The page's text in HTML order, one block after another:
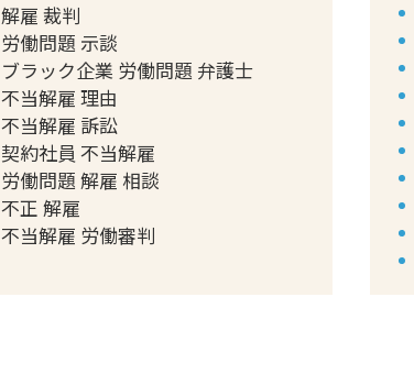
解雇 裁判
労働問題 示談
ブラック企業 労働問題 弁護士
不当解雇 理由
不当解雇 訴訟
契約社員 不当解雇
労働問題 解雇 相談
不正 解雇
不当解雇 労働審判